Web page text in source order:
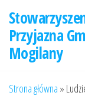
treściPrzyjazna
Mogilany
Strona główna »